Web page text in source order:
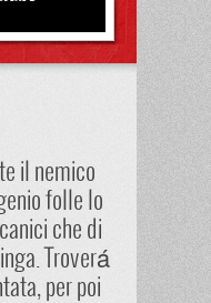
il nemico
folle lo
che di
Troverá
per poi